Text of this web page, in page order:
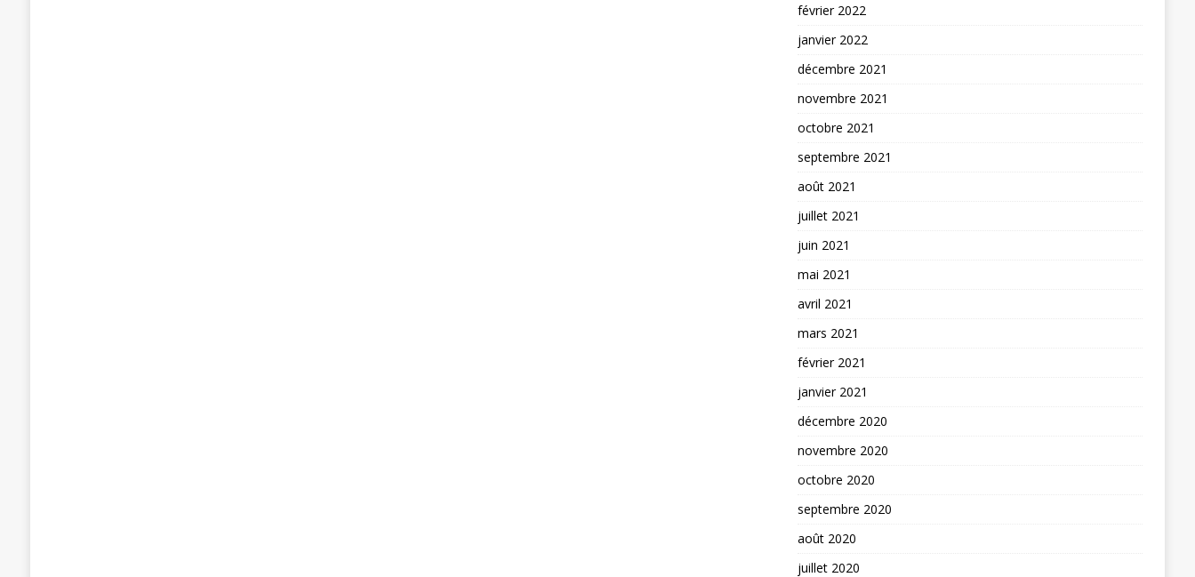
février 2022
janvier 2022
décembre 2021
novembre 2021
octobre 2021
septembre 2021
août 2021
juillet 2021
juin 2021
mai 2021
avril 2021
mars 2021
février 2021
janvier 2021
décembre 2020
novembre 2020
octobre 2020
septembre 2020
août 2020
juillet 2020